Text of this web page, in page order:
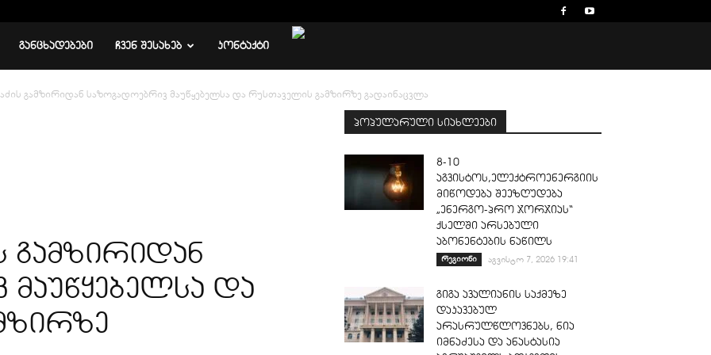
ᲒᲐᲜᲪᲮᲐᲓᲔᲑᲔᲑᲘ ᲩᲕᲔᲜ ᲨᲔᲡᲐᲮᲔᲑ ᲙᲝᲜᲢᲐᲥᲢᲘ
გამზირიდან საზოგადოებრივ მაუწყებელსა და რუსთაველის გამზირზე გადაინაცვლა
გამზირიდან
და
პოპულარული სიახლეები
8-10
აგვისტოს,ელექტროენერგიის
მიწოდება შეეზღუდება
„ენერგო-პრო ჯორჯიას“
ქსელში არსებული
აბონენტების ნაწილს
რეგიონი აგვისტო 7, 2026 19:41
გიგა ავალიანის საქმეზე
დაკავებულ
არასრულწლოვნებს, ნია
იმნაძესა და ანასტასია